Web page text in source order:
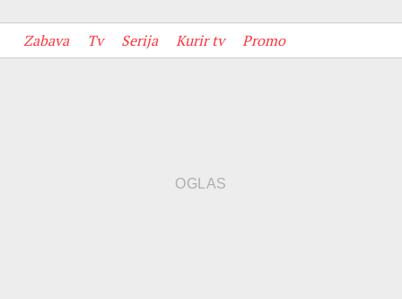
Zabava Tv Serija Kurir tv Promo